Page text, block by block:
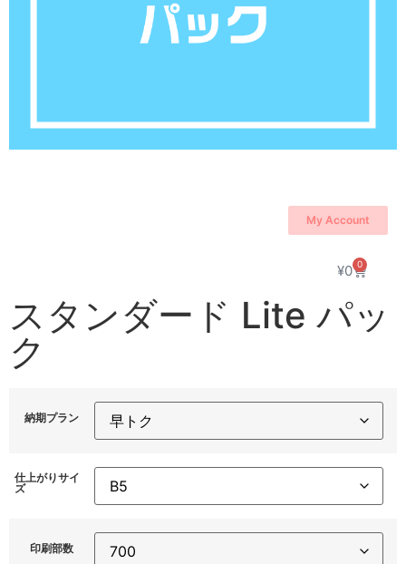
My Account
¥0 0
スタンダード Lite パッ
ク
納期プラン
仕上がりサイ
ズ
印刷部数